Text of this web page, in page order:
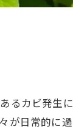
カビ発生
日常的に